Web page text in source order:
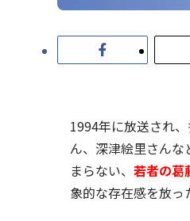
1994年に放送され
ん、深津絵里さん
まらない、 若者の葛
象的な存在感を放っ